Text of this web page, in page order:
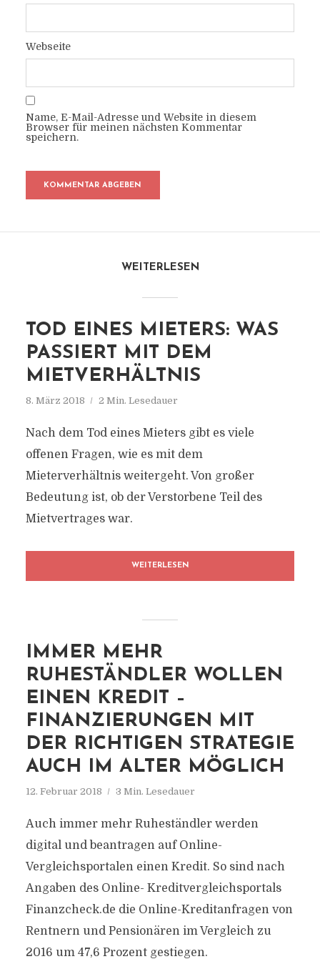
Webseite
Name, E-Mail-Adresse und Website in diesem
Browser für meinen nächsten Kommentar
speichern.
WEITERLESEN
TOD EINES MIETERS: WAS
PASSIERT MIT DEM
MIETVERHÄLTNIS
8. März 2018 2 Min. Lesedauer
Nach dem Tod eines Mieters gibt es viele
offenen Fragen, wie es mit dem
Mieterverhältnis weitergeht. Von großer
Bedeutung ist, ob der Verstorbene Teil des
Mietvertrages war.
WEITERLESEN
IMMER MEHR
RUHESTÄNDLER WOLLEN
EINEN KREDIT –
FINANZIERUNGEN MIT
DER RICHTIGEN STRATEGIE
AUCH IM ALTER MÖGLICH
12. Februar 2018 3 Min. Lesedauer
Auch immer mehr Ruheständler werden
digital und beantragen auf Online-
Vergleichsportalen einen Kredit. So sind nach
Angaben des Online- Kreditvergleichsportals
Finanzcheck.de die Online-Kreditanfragen von
Rentnern und Pensionären im Vergleich zu
2016 um 47,6 Prozent gestiegen.